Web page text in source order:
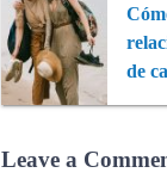
de
Leave a